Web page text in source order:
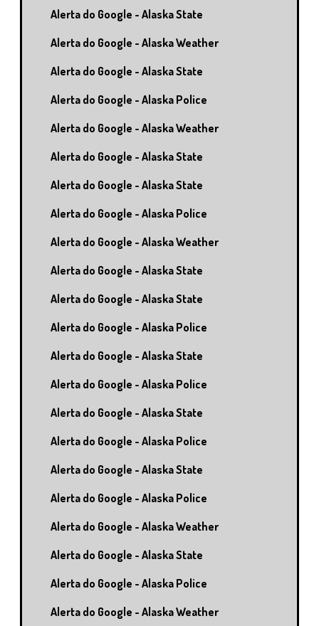
Alerta do Google - Alaska State
Alerta do Google - Alaska Weather
Alerta do Google - Alaska State
Alerta do Google - Alaska Police
Alerta do Google - Alaska Weather
Alerta do Google - Alaska State
Alerta do Google - Alaska State
Alerta do Google - Alaska Police
Alerta do Google - Alaska Weather
Alerta do Google - Alaska State
Alerta do Google - Alaska State
Alerta do Google - Alaska Police
Alerta do Google - Alaska State
Alerta do Google - Alaska Police
Alerta do Google - Alaska State
Alerta do Google - Alaska Police
Alerta do Google - Alaska State
Alerta do Google - Alaska Police
Alerta do Google - Alaska Weather
Alerta do Google - Alaska State
Alerta do Google - Alaska Police
Alerta do Google - Alaska Weather